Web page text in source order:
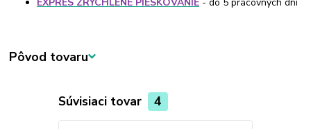
Pôvod tovaru
Súvisiaci tovar 4